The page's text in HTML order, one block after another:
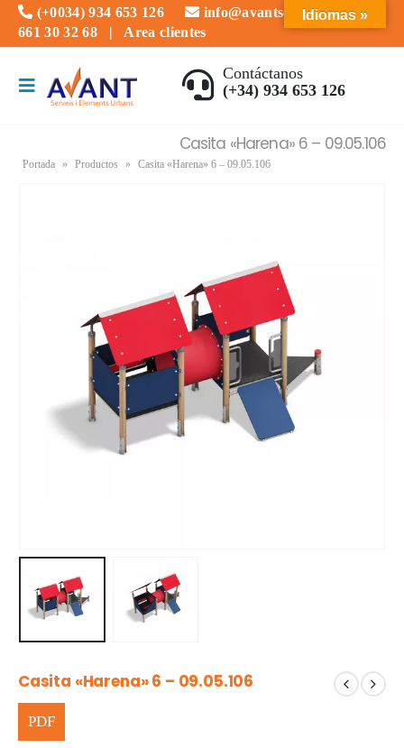
(+0034) 934 653 126
info@avantserveis.com
661 30 32 68 | Area clientes
Contáctanos
(+34) 934 653 126
Casita «Harena» 6 – 09.05.106
Portada » Productos » Casita «Harena» 6 – 09.05.106
Casita «Harena» 6 – 09.05.106
Idiomas »